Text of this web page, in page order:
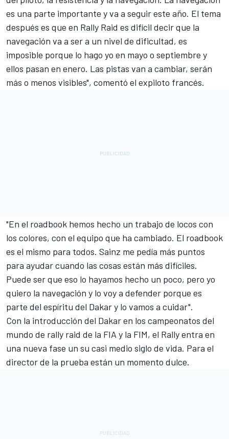
es una parte importante y va a seguir este año. El tema
después es que en Rally Raid es difícil decir que la
navegación va a ser a un nivel de dificultad, es
imposible porque lo hago yo en mayo o septiembre y
ellos pasan en enero. Las pistas van a cambiar, serán
más o menos visibles", comentó el expiloto francés.
"En el roadbook hemos hecho un trabajo de locos con
los colores, con el equipo que ha cambiado. El roadbook
es el mismo para todos. Sainz me pedía más puntos
para ayudar cuando las cosas están más difíciles.
Puede ser que eso lo hayamos hecho un poco, pero yo
quiero la navegación y lo voy a defender porque es
parte del espíritu del Dakar y lo vamos a cuidar".
Con la introducción del Dakar en los campeonatos del
mundo de rally raid de la FIA y la FIM, el Rally entra en
una nueva fase un su casi medio siglo de vida. Para el
director de la prueba están un momento dulce.